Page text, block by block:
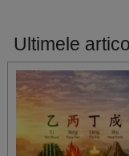
Ultimele